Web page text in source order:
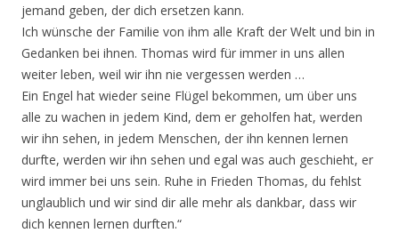
jemand geben, der dich ersetzen kann.
Ich wünsche der Familie von ihm alle Kraft der Welt und bin in
Gedanken bei ihnen. Thomas wird für immer in uns allen
weiter leben, weil wir ihn nie vergessen werden …
Ein Engel hat wieder seine Flügel bekommen, um über uns
alle zu wachen in jedem Kind, dem er geholfen hat, werden
wir ihn sehen, in jedem Menschen, der ihn kennen lernen
durfte, werden wir ihn sehen und egal was auch geschieht, er
wird immer bei uns sein. Ruhe in Frieden Thomas, du fehlst
unglaublich und wir sind dir alle mehr als dankbar, dass wir
dich kennen lernen durften.“